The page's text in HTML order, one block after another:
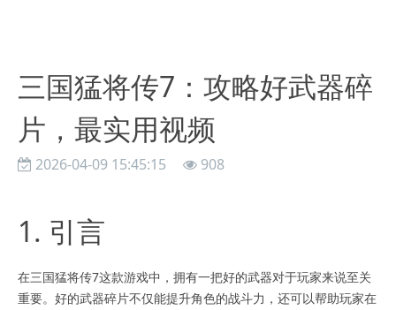
三国猛将传7：攻略好武器碎
片，最实用视频
2026-04-09 15:45:15 908
1. 引言
在三国猛将传7这款游戏中，拥有一把好的武器对于玩家来说至关
重要。好的武器碎片不仅能提升角色的战斗力，还可以帮助玩家在